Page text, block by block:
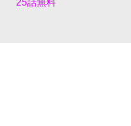
25話無料
プ